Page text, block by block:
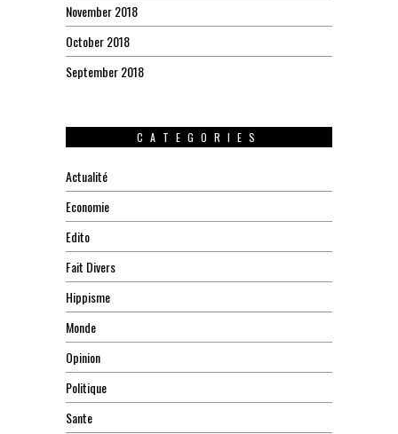
November 2018
October 2018
September 2018
CATEGORIES
Actualité
Economie
Edito
Fait Divers
Hippisme
Monde
Opinion
Politique
Sante